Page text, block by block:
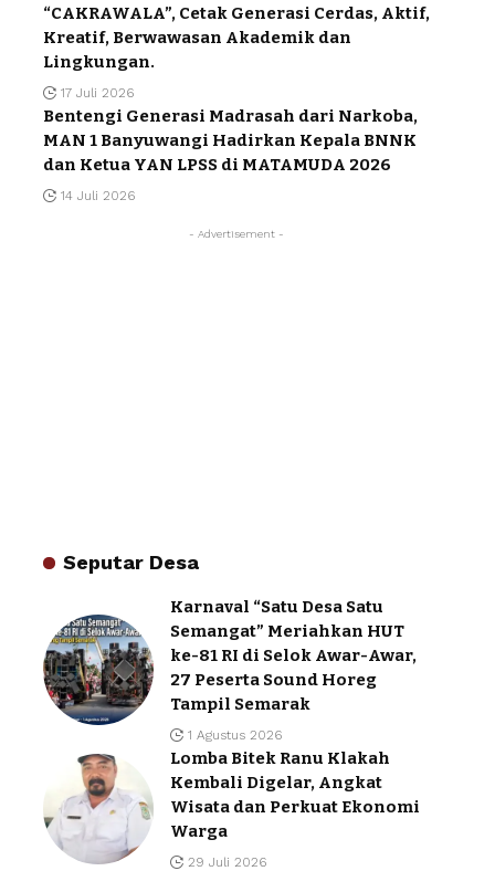
“CAKRAWALA”, Cetak Generasi Cerdas, Aktif,
Kreatif, Berwawasan Akademik dan
Lingkungan.
17 Juli 2026
Bentengi Generasi Madrasah dari Narkoba,
MAN 1 Banyuwangi Hadirkan Kepala BNNK
dan Ketua YAN LPSS di MATAMUDA 2026
14 Juli 2026
- Advertisement -
Seputar Desa
Karnaval “Satu Desa Satu
Semangat” Meriahkan HUT
ke-81 RI di Selok Awar-Awar,
27 Peserta Sound Horeg
Tampil Semarak
1 Agustus 2026
Lomba Bitek Ranu Klakah
Kembali Digelar, Angkat
Wisata dan Perkuat Ekonomi
Warga
29 Juli 2026